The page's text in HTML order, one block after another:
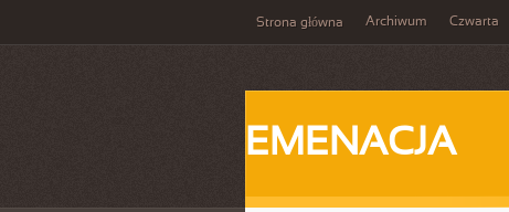
Strona główna Archiwum Czwarta
EMENACJA